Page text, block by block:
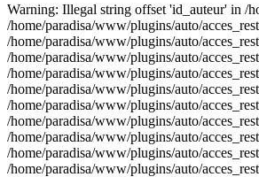
Warning: Illegal string offset 'id_auteur' in /
/home/paradisa/www/plugins/auto/
/home/paradisa/www/plugins/auto/
/home/paradisa/www/plugins/auto/
/home/paradisa/www/plugins/auto/
/home/paradisa/www/plugins/auto/
/home/paradisa/www/plugins/auto/
/home/paradisa/www/plugins/auto/
/home/paradisa/www/plugins/auto/
/home/paradisa/www/plugins/auto/
/home/paradisa/www/plugins/auto/